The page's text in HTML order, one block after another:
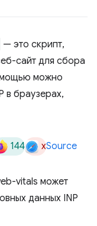
— это скрипт,
сайт для сбора
можно
в браузерах,
144 xSource
vitals может
данных INP